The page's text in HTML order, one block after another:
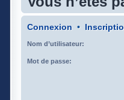
Connexion •
Nom d’utilisateur:
Mot de passe: